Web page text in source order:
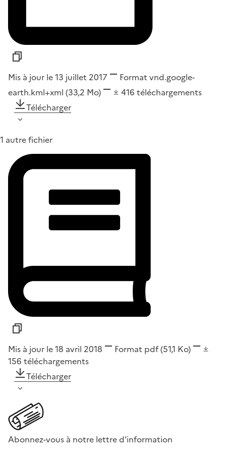
Mis à jour le 13 juillet 2017 Format vnd.google-
earth.kml+xml (33,2 Mo) 416 téléchargements
Télécharger
1 autre fichier
Mis à jour le 18 avril 2018 Format pdf(51,1 Ko)
156 téléchargements
Télécharger
Abonnez-vous à notre lettre d'information